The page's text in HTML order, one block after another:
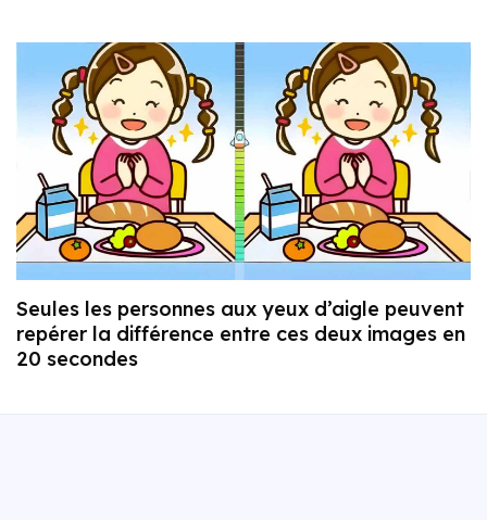
Seules les personnes aux yeux d’aigle peuvent
repérer la différence entre ces deux images en
20 secondes